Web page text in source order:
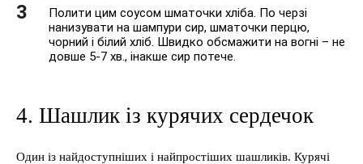
Полити цим соусом шматочки хліба. По черзі
нанизувати на шампури сир, шматочки перцю,
чорний і білий хліб. Швидко обсмажити на вогні – не
довше 5-7 хв., інакше сир потече.
4. Шашлик із курячих сердечок
Один із найдоступніших і найпростіших шашликів. Курячі